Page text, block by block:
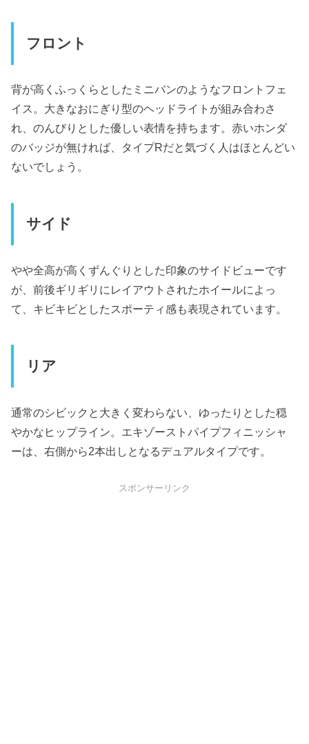
フロント
背が高くふっくらとしたミニバンのようなフロントフェ
イス。大きなおにぎり型のヘッドライトが組み合わさ
れ、のんびりとした優しい表情を持ちます。赤いホンダ
のバッジが無ければ、タイプRだと気づく人はほとんどい
ないでしょう。
サイド
やや全高が高くずんぐりとした印象のサイドビューです
が、前後ギリギリにレイアウトされたホイールによっ
て、キビキビとしたスポーティ感も表現されています。
リア
通常のシビックと大きく変わらない、ゆったりとした穏
やかなヒップライン。エキゾーストパイプフィニッシャ
ーは、右側から2本出しとなるデュアルタイプです。
スポンサーリンク